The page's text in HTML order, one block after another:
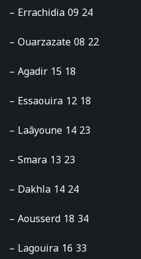
– Errachidia 09 24
– Ouarzazate 08 22
– Agadir 15 18
– Essaouira 12 18
– Laâyoune 14 23
– Smara 13 23
– Dakhla 14 24
– Aousserd 18 34
– Lagouira 16 33